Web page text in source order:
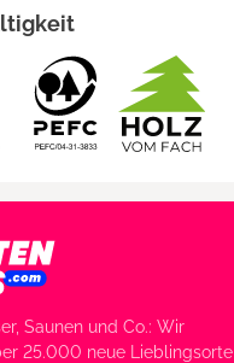
Saunen und Co.: Wir
25.000 neue Lieblingsorte